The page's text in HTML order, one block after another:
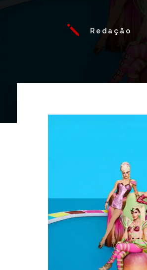
j Redação